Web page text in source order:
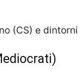
(CS) e dintorni